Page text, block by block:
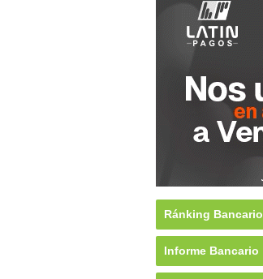
Ránking Bancario
Informe Bancario